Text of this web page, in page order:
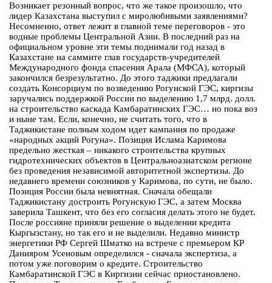
Возникает резонный вопрос, что же такое произошло, что
лидер Казахстана выступил с миролюбивыми заявлениями?
Несомненно, ответ лежит в главной теме переговоров - это
водные проблемы Центральной Азии. В последний раз на
официальном уровне эти темы поднимали год назад в
Казахстане на саммите глав государств-учредителей
Международного фонда спасения Арала (МФСА), который
закончился безрезультатно. До этого таджики предлагали
создать Консорциум по возведению Рогунской ГЭС, киргизы
заручались поддержкой России по выделению 1,7 млрд. долл.
на строительство каскада Камбаратинских ГЭС… но пока воз
и ныне там. Если, конечно, не считать того, что в
Таджикистане полным ходом идет кампания по продаже
«народных акций Рогуна». Позиция Ислама Каримова
предельно жесткая – никакого строительства крупных
гидротехнических объектов в Центральноазиатском регионе
без проведения независимой авторитетной экспертизы. До
недавнего времени союзников у Каримова, по сути, не было.
Позиция России была невнятная. Сначала обещали
Таджикистану достроить Рогунскую ГЭС, а затем Москва
заверила Ташкент, что без его согласия делать этого не будет.
После россияне приняли решение о выделении кредита
Кыргызстану, но так его и не выделили. Недавно министр
энергетики РФ Сергей Шматко на встрече с премьером КР
Данияром Усеновым определился - сначала экспертиза, а
потом уже поговорим о кредите. Строительство
Камбаратинской ГЭС в Киргизии сейчас приостановлено.